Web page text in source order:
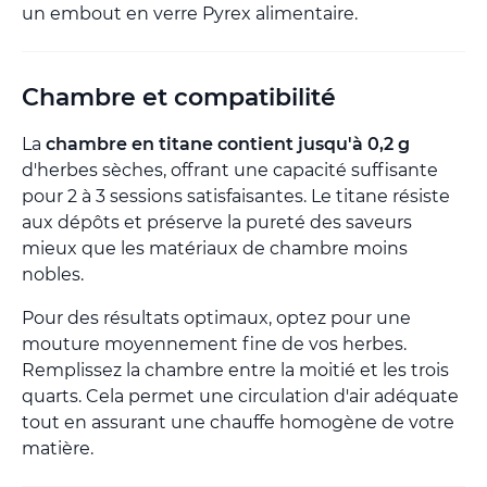
un embout en verre Pyrex alimentaire.
Chambre et compatibilité
La chambre en titane contient jusqu'à 0,2 g
d'herbes sèches, offrant une capacité suffisante
pour 2 à 3 sessions satisfaisantes. Le titane résiste
aux dépôts et préserve la pureté des saveurs
mieux que les matériaux de chambre moins
nobles.
Pour des résultats optimaux, optez pour une
mouture moyennement fine de vos herbes.
Remplissez la chambre entre la moitié et les trois
quarts. Cela permet une circulation d'air adéquate
tout en assurant une chauffe homogène de votre
matière.